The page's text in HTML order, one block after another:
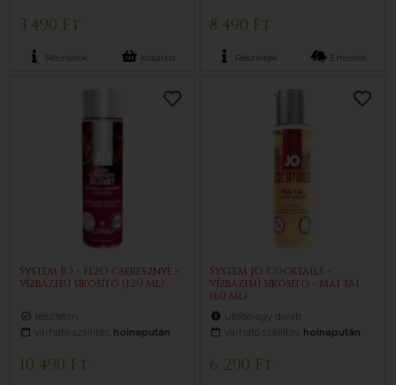
3 490 Ft
Részletek Kosárba
8 490 Ft
Részletek Értesítés
System JO - H2O cseresznye -
vízbázisú síkosító (120 ml)
készleten
várható szállítás: holnapután
10 490 Ft
System JO Cocktails -
vízbázisú síkosító - mai tai
(60 ml)
utolsó egy darab
várható szállítás: holnapután
6 290 Ft